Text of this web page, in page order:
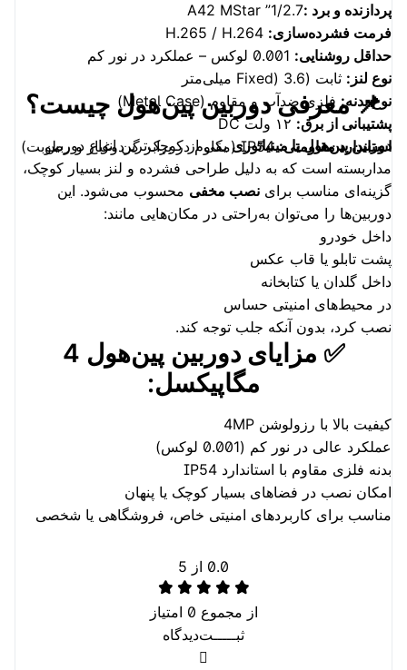
پردازنده و برد :1/2.7” A42 MStar
فرمت فشرده‌سازی:
حداقل روشنایی:
نوع لنز: ثابت (Fixed) 3.6 میلی‌متر
نوع بدنه: فلزی ضدآب و مقاوم (Metal Case)
پشتیبانی از برق:
استاندارد مقاومتی:IP54 (مقاوم در برابر گردوغبار و رطوبت)
📌 معرفی دوربین پین‌هول چیست؟
دوربین پین‌هول یا مینیاتورییکی از کوچک‌ترین انواع دوربین
مداربسته است که به دلیل طراحی فشرده و لنز بسیار کوچک،
گزینه‌ای مناسب برای نصب مخفی محسوب می‌شود. این
دوربین‌ها را می‌توان به‌راحتی در مکان‌هایی مانند:
داخل خودرو
پشت تابلو یا قاب عکس
داخل گلدان یا کتابخانه
در محیط‌های امنیتی حساس
نصب کرد، بدون آنکه جلب توجه کند.
✅ مزایای دوربین پین‌هول 4
مگاپیکسل:
کیفیت بالا با رزولوشن 4MP
عملکرد عالی در نور کم (0.001 لوکس)
بدنه فلزی مقاوم با استاندارد IP54
امکان نصب در فضاهای بسیار کوچک یا پنهان
مناسب برای کاربردهای امنیتی خاص، فروشگاهی یا شخصی
0.0 از 5
از مجموع 0 امتیاز
ثبـــــت‌دیدگاه